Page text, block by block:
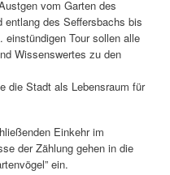
vom Garten des
entlang des Seffersbachs bis
Tour sollen alle
Wissenswertes zu den
die Stadt als Lebensraum für
Einkehr im
der Zählung gehen in die
ein.